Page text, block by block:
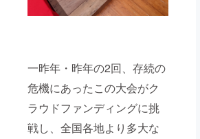
一昨年・昨年の2回、存続の
危機にあったこの大会がク
ラウドファンディングに挑
戦し、全国各地より多大な